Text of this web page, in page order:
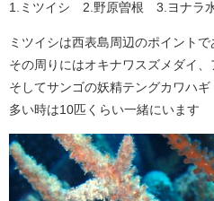
1.ミツイシ 2.野原曽根 3.ヨナラ
ミツイシは西表島周辺のポイント
その周りにはオキナワスズメダイ
そしてサンゴの妖精テングカワハギ
多い時は10匹くらい一緒にいます